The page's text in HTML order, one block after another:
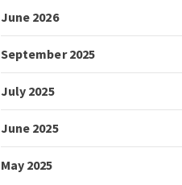
June 2026
September 2025
July 2025
June 2025
May 2025